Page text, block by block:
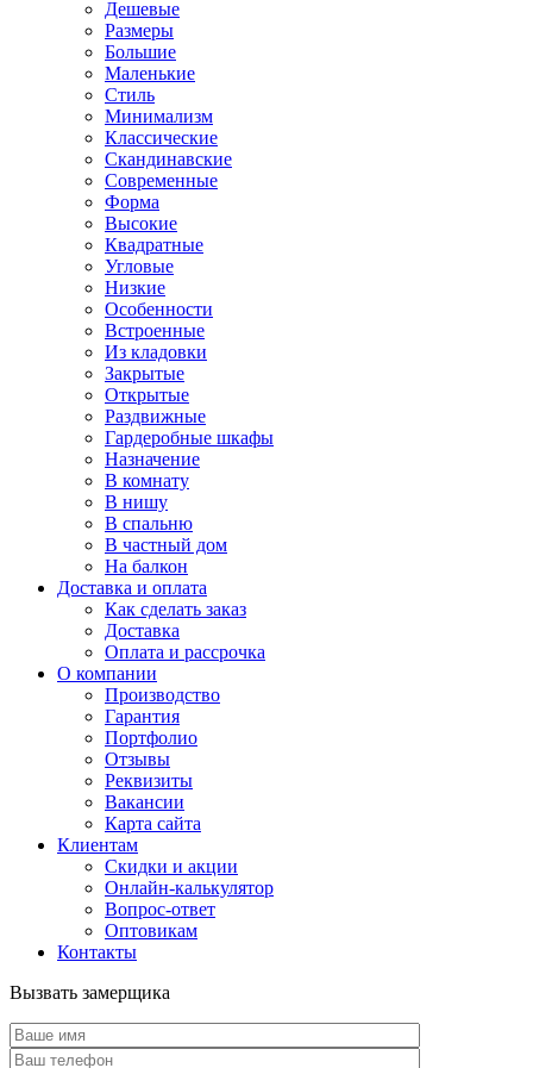
Дешевые
Размеры
Большие
Маленькие
Стиль
Минимализм
Классические
Скандинавские
Современные
Форма
Высокие
Квадратные
Угловые
Низкие
Особенности
Встроенные
Из кладовки
Закрытые
Открытые
Раздвижные
Гардеробные шкафы
Назначение
В комнату
В нишу
В спальню
В частный дом
На балкон
Доставка и оплата
Как сделать заказ
Доставка
Оплата и рассрочка
О компании
Производство
Гарантия
Портфолио
Отзывы
Реквизиты
Вакансии
Карта сайта
Клиентам
Скидки и акции
Онлайн-калькулятор
Вопрос-ответ
Оптовикам
Контакты
Вызвать замерщика